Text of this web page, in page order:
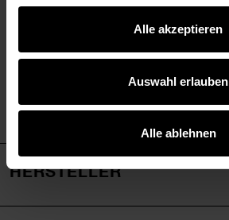
Alle akzeptieren
Auswahl erlauben
Alle ablehnen
HERSTELLER